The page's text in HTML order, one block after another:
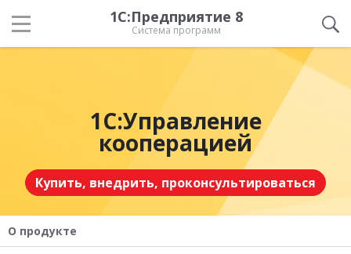
1С:Предприятие 8
Система программ
1С:Управление
кооперацией
Купить, внедрить, проконсультироваться
О продукте